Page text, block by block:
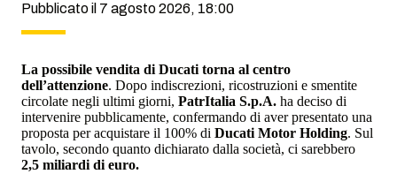
Pubblicato il 7 agosto 2026, 18:00
La possibile vendita di Ducati torna al centro
dell’attenzione. Dopo indiscrezioni, ricostruzioni e smentite
circolate negli ultimi giorni, PatrItalia S.p.A. ha deciso di
intervenire pubblicamente, confermando di aver presentato una
proposta per acquistare il 100% di Ducati Motor Holding. Sul
tavolo, secondo quanto dichiarato dalla società, ci sarebbero
2,5 miliardi di euro.